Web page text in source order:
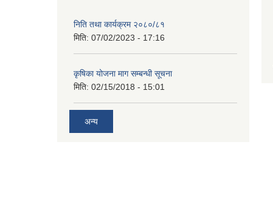
निति तथा कार्यक्रम २०८०/८१
मिति: 07/02/2023 - 17:16
कृषिका योजना माग सम्बन्धी सूचना
मिति: 02/15/2018 - 15:01
अन्य